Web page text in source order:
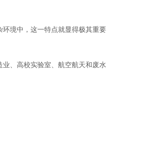
境中，这一特点就显得极其重要
、高校实验室、航空航天和废水